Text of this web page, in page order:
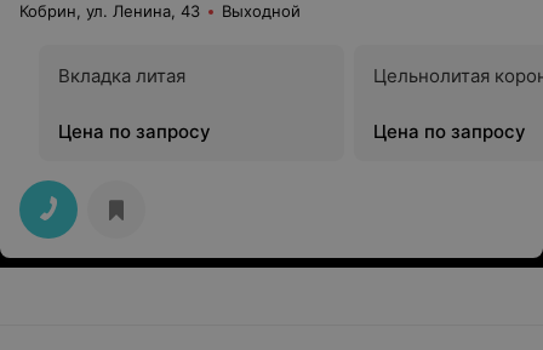
Кобрин, ул. Ленина, 43 Выходной
Вкладка литая
Цена по запросу
Цельнолитая
Цена по запросу